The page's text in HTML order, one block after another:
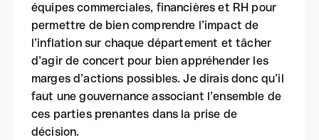
équipes commerciales, financières et RH pour
permettre de bien comprendre l’impact de
l’inflation sur chaque département et tâcher
d’agir de concert pour bien appréhender les
marges d’actions possibles. Je dirais donc qu’il
faut une gouvernance associant l’ensemble de
ces parties prenantes dans la prise de
décision.